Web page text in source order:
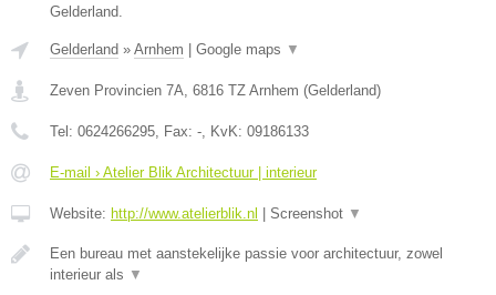
Gelderland.
Gelderland » Arnhem Google maps ▼
Zeven Provincien 7A, 6816 TZ Arnhem (Gelderland)
Tel: 0624266295, Fax: -, KvK: 09186133
E-mail › Atelier Blik Architectuur | interieur
Website: http://www.atelierblik.nl Screenshot ▼
Een bureau met aanstekelijke passie voor architectuur, zowel
interieur als ▼